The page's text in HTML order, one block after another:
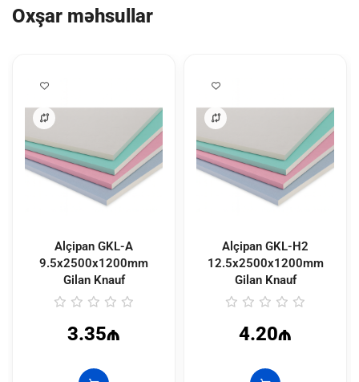
Oxşar məhsullar
Alçipan GKL-A
9.5x2500x1200mm
Gilan Knauf
3.35₼
Alçipan GKL-H2
12.5x2500x1200mm
Gilan Knauf
4.20₼